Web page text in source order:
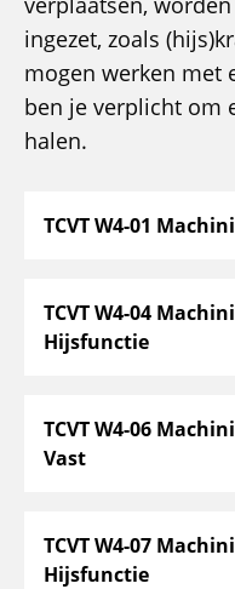
ingezet, zoals
mogen werken met
ben je verplicht om
halen.
TCVT W4-01
TCVT W4-04
Hijsfunctie
TCVT W4-06
Vast
TCVT W4-07
Hijsfunctie